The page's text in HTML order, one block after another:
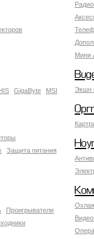
Мини
Экшн
GigaByte
MSI
Защита питания
Проигрыватели